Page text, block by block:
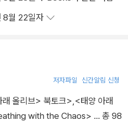
8월 22일자
저자파일 신간알림 신청
올리브> 북토크> <태양 아래
with the Chaos> … 총 98